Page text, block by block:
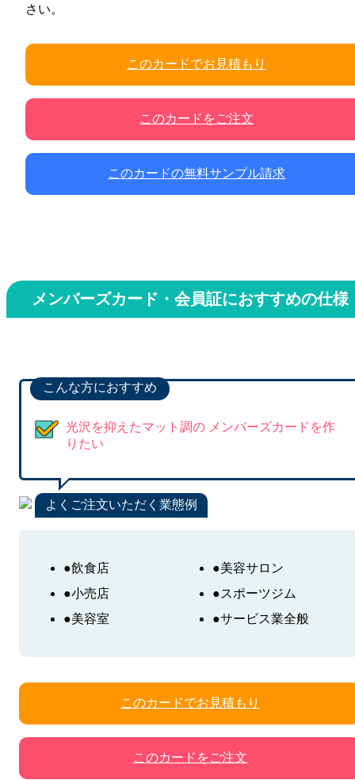
さい。
このカードでお見積もり
このカードをご注文
このカードの無料サンプル請求
メンバーズカード・会員証におすすめの仕様
こんな方におすすめ
光沢を抑えたマット調の メンバーズカードを作
りたい
よくご注文いただく業態例
●飲食店
●小売店
●美容室
●美容サロン
●スポーツジム
●サービス業全般
このカードでお見積もり
このカードをご注文